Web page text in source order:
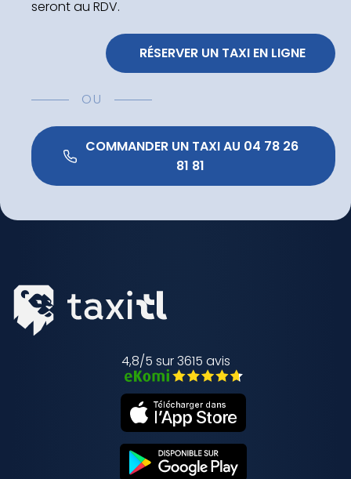
seront au RDV.
RÉSERVER UN TAXI EN LIGNE
OU
COMMANDER UN TAXI AU 04 78 26
4,8/5 sur 3615 avis